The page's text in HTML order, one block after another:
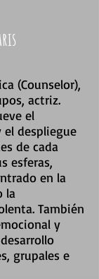
(Counselor),
actriz.
el
despliegue
de cada
esferas,
en la
la
También
y
grupales e